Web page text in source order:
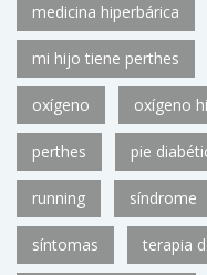
medicina hiperbárica
mi hijo tiene perthes
oxígeno oxígeno
perthes pie
running síndrome
síntomas terapia